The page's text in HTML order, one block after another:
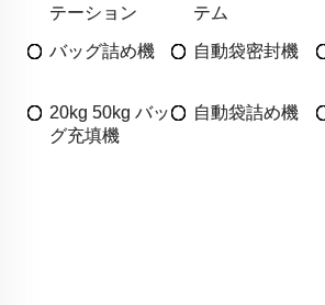
テーション
テム
バッグ詰め機 自動袋密封機
20kg 50kg バッ
グ充填機
自動袋詰め機